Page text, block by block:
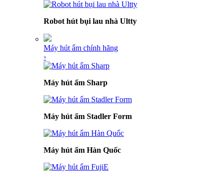
Robot hút bụi lau nhà Ultty
Máy hút ẩm chính hãng
›
Máy hút ẩm Sharp
Máy hút ẩm Stadler Form
Máy hút ẩm Hàn Quốc